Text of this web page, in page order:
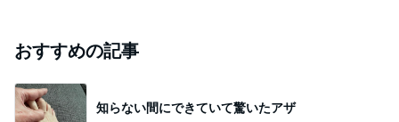
おすすめの記事
知らない間にできていて驚いたアザ